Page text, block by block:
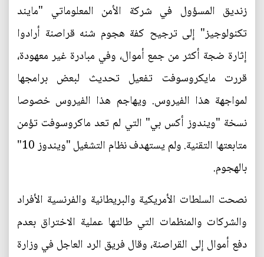
زنديق المسؤول في شركة الأمن المعلوماتي "مايند
تكنولوجيز" إلى ترجيح كفة هجوم شنه قراصنة أرادوا
إثارة ضجة أكثر من جمع أموال، وفي مبادرة غير معهودة،
قررت مايكروسوفت تفعيل تحديث لبعض برامجها
لمواجهة هذا الفيروس. ويهاجم هذا الفيروس خصوصا
نسخة "ويندوز أكس بي" التي لم تعد ماكروسوفت تؤمن
متابعتها التقنية. ولم يستهدف نظام التشغيل "ويندوز 10"
بالهجوم.
نصحت السلطات الأمريكية والبريطانية والفرنسية الأفراد
والشركات والمنظمات التي طالتها عملية الاختراق بعدم
دفع أموال إلى القراصنة، وقال فريق الرد العاجل في وزارة